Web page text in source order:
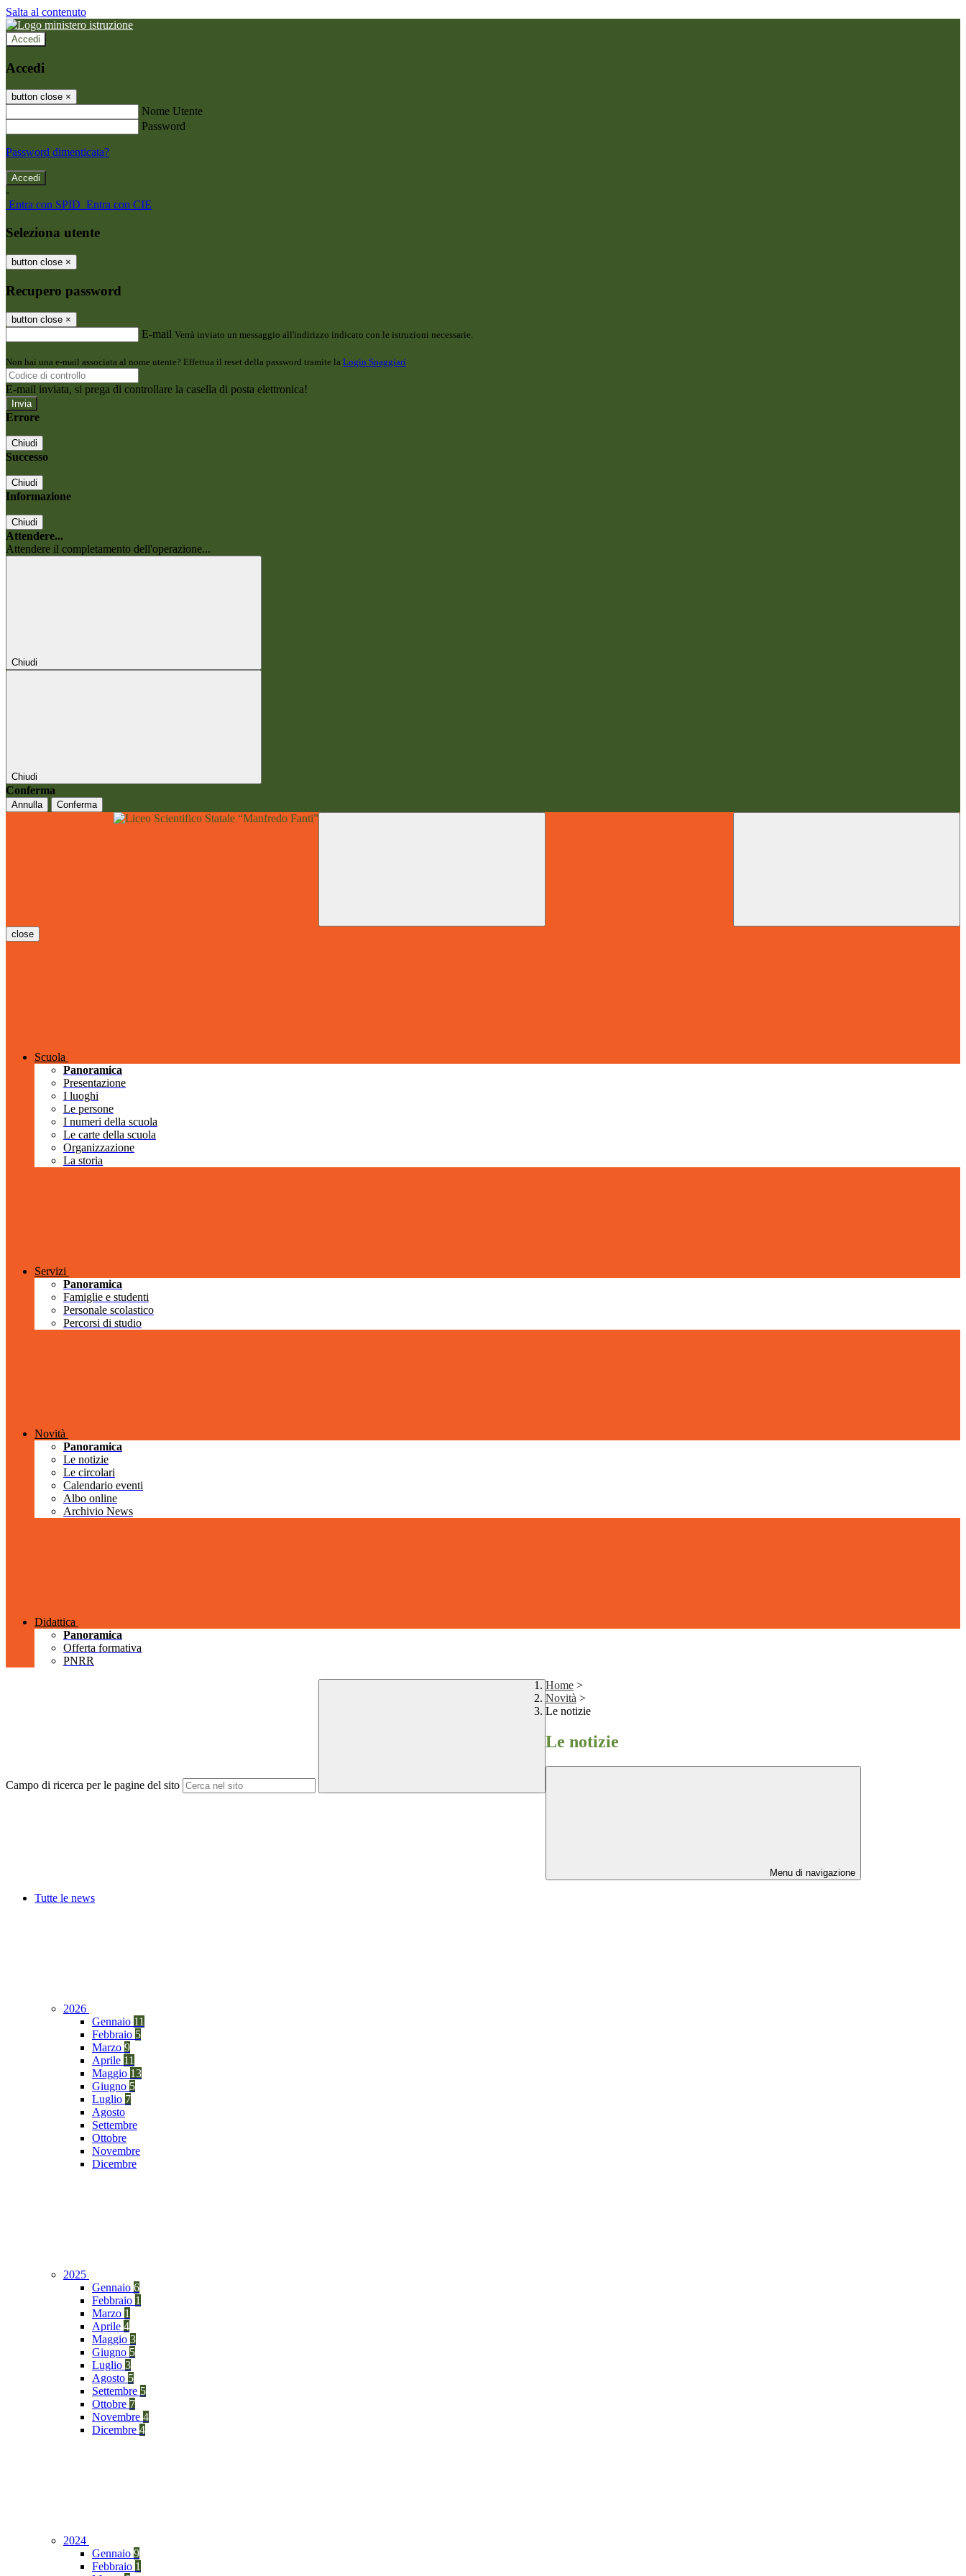
Salta al contenuto
Accedi
Accedi
button close ×
Nome Utente
Password
Password dimenticata?
-
Entra con SPID Entra con CIE
Seleziona utente
button close ×
Recupero password
button close ×
E-mail Verrà inviato un messaggio all'indirizzo indicato con le istruzioni necessarie.
Non hai una e-mail associata al nome utente? Effettua il reset della password tramite la Login Spaggiari
E-mail inviata, si prega di controllare la casella di posta elettronica!
Errore
Chiudi
Successo
Chiudi
Informazione
Chiudi
Attendere...
Attendere il completamento dell'operazione...
Chiudi
Chiudi
Conferma
Annulla Conferma
close
Scuola
Panoramica
Presentazione
I luoghi
Le persone
I numeri della scuola
Le carte della scuola
Organizzazione
La storia
Servizi
Panoramica
Famiglie e studenti
Personale scolastico
Percorsi di studio
Novità
Panoramica
Le notizie
Le circolari
Calendario eventi
Albo online
Archivio News
Didattica
Panoramica
Offerta formativa
PNRR
Campo di ricerca per le pagine del sito
Home >
Novità >
Le notizie
Le notizie
Menu di navigazione
Tutte le news
2026
Gennaio 11
Febbraio 5
Marzo 9
Aprile 11
Maggio 13
Giugno 5
Luglio 7
Agosto
Settembre
Ottobre
Novembre
Dicembre
2025
Gennaio 6
Febbraio 1
Marzo 1
Aprile 4
Maggio 3
Giugno 5
Luglio 3
Agosto 5
Settembre 5
Ottobre 7
Novembre 4
Dicembre 4
2024
Gennaio 9
Febbraio 1